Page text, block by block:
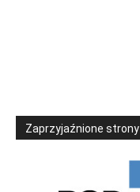
Zaprzyjaźnione strony